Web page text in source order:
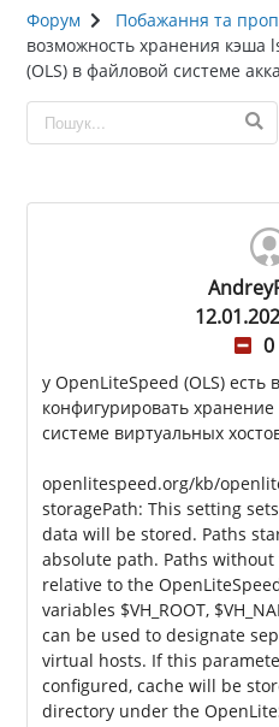
Форум
Побажання та
возможность хранения кэша
(OLS) в файловой системе
0
у OpenLiteSpeed (OLS) есть
конфигурировать
системе виртуальных
openlitespeed.org/kb/
storagePath: This setting
data will be stored. Paths
absolute path. Paths
relative to the
variables $VH_ROOT,
can be used to designate
virtual hosts. If this
configured, cache will be
directory under the